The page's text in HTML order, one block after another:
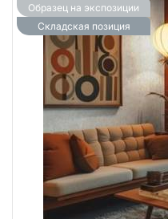
Образец на экспозиции
Складская позиция